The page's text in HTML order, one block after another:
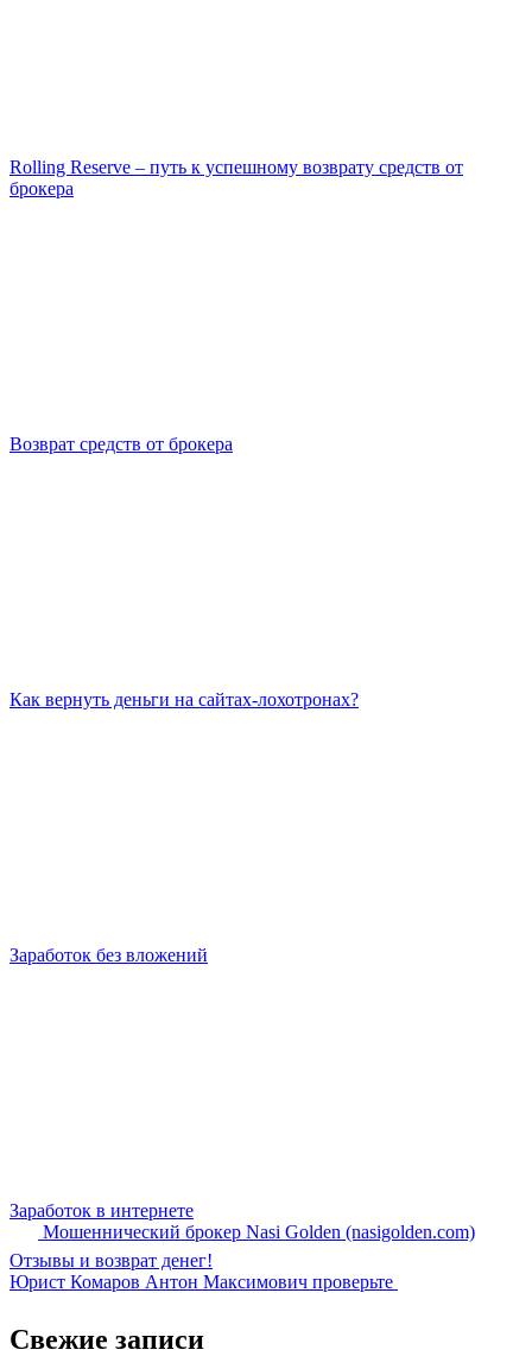
Rolling Reserve – путь к успешному возврату средств от
брокера
Возврат средств от брокера
Как вернуть деньги на сайтах-лохотронах?
Заработок без вложений
Заработок в интернете
Мошеннический брокер Nasi Golden (nasigolden.com)
Отзывы и возврат денег!
Юрист Комаров Антон Максимович проверьте
Свежие записи